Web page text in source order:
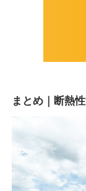
まとめ｜断熱